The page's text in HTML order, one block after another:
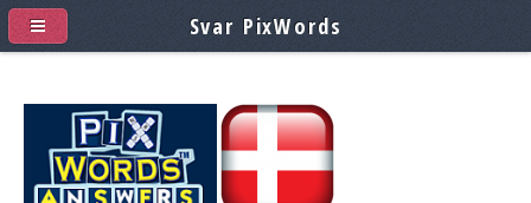
Svar PixWords